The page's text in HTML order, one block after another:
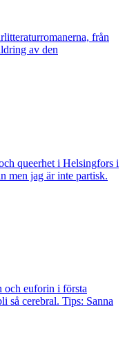
från
av den
queerhet i Helsingfors i
men jag är inte partisk.
och euforin i första
så cerebral. Tips: Sanna